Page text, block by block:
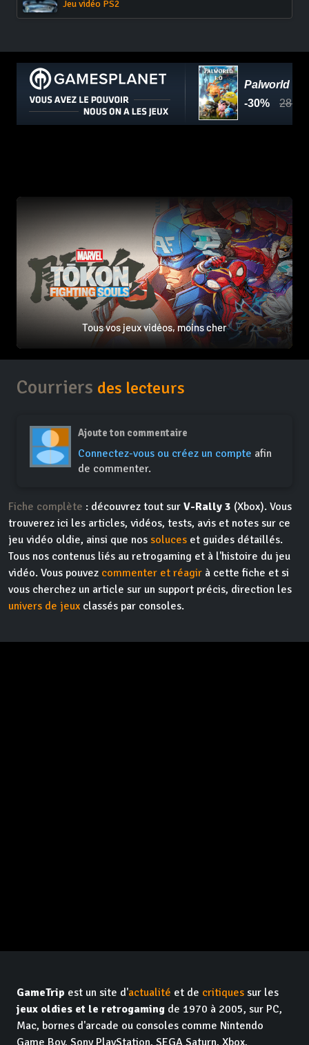
Jeu vidéo PS2
Tous vos jeux vidéos, moins cher
Courriers des lecteurs
Ajoute ton commentaire
Connectez-vous ou créez un compte afin
de commenter.
Fiche complète : découvrez tout sur V-Rally 3 (Xbox). Vous
trouverez ici les articles, vidéos, tests, avis et notes sur ce
jeu vidéo oldie, ainsi que nos soluces et guides détaillés.
Tous nos contenus liés au retrogaming et à l'histoire du jeu
vidéo. Vous pouvez commenter et réagir à cette fiche et si
vous cherchez un article sur un support précis, direction les
univers de jeux classés par consoles.
GameTrip est un site d'actualité et de critiques sur les
jeux oldies et le retrogaming de 1970 à 2005, sur PC,
Mac, bornes d'arcade ou consoles comme Nintendo